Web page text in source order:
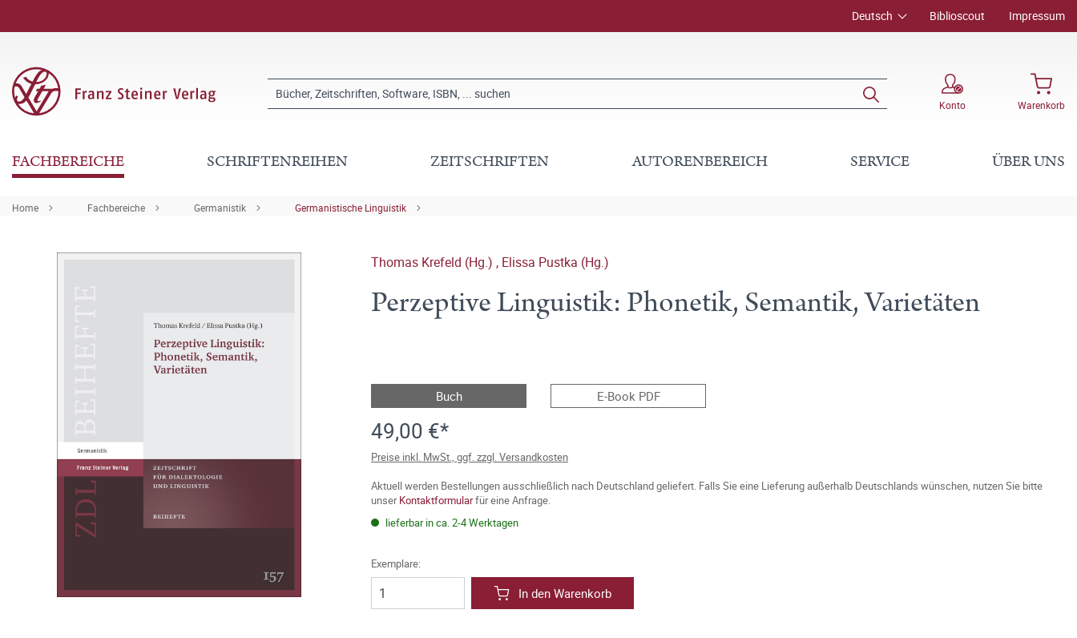
Deutsch Biblioscout Impressum
Konto Warenkorb
FACHBEREICHE SCHRIFTENREIHEN ZEITSCHRIFTEN AUTORENBEREICH SERVICE ÜBER UNS
Home Fachbereiche Germanistik Germanistische Linguistik
Thomas Krefeld (Hg.) , Elissa Pustka (Hg.)
Perzeptive Linguistik: Phonetik, Semantik, Varietäten
Buch E-Book PDF
49,00 €*
Preise inkl. MwSt., ggf. zzgl. Versandkosten
Aktuell werden Bestellungen ausschließlich nach Deutschland geliefert. Falls Sie eine Lieferung außerhalb Deutschlands wünschen, nutzen Sie bitte
unserKontaktformularfür eine Anfrage.
lieferbar in ca. 2-4 Werktagen
Exemplare:
In den Warenkorb